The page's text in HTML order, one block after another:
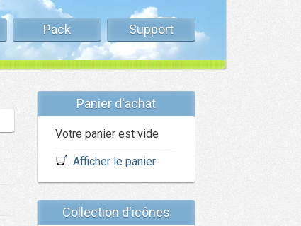
Pack Support
Panier d'achat
Votre panier est vide
Afficher le panier
Collection d'icônes